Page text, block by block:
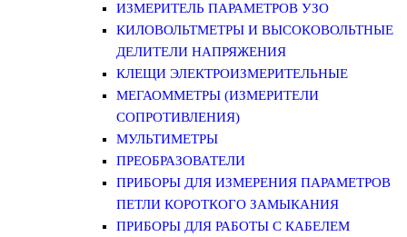
ИЗМЕРИТЕЛЬ ПАРАМЕТРОВ УЗО
КИЛОВОЛЬТМЕТРЫ И ВЫСОКОВОЛЬТНЫЕ
ДЕЛИТЕЛИ НАПРЯЖЕНИЯ
КЛЕЩИ ЭЛЕКТРОИЗМЕРИТЕЛЬНЫЕ
МЕГАОММЕТРЫ (ИЗМЕРИТЕЛИ
СОПРОТИВЛЕНИЯ)
МУЛЬТИМЕТРЫ
ПРЕОБРАЗОВАТЕЛИ
ПРИБОРЫ ДЛЯ ИЗМЕРЕНИЯ ПАРАМЕТРОВ
ПЕТЛИ КОРОТКОГО ЗАМЫКАНИЯ
ПРИБОРЫ ДЛЯ РАБОТЫ С КАБЕЛЕМ